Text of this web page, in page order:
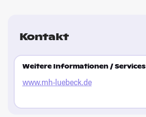
Kontakt
Weitere Informationen / Services
www.mh-luebeck.de